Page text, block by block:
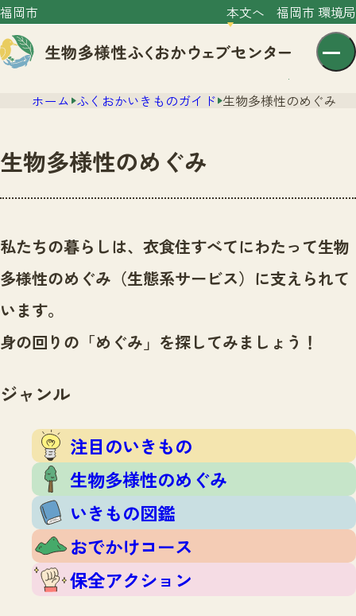
福岡市 本文へ 福岡市 環境局
センター紹介
センター紹介TOP
サイトポリシー
ニュース
いきものガイド
いきものガイドTOP
生物多様性のめぐみ
おでかけコース
保全アクション
イベント
調査レポート
調査レポートTOP
調査結果
ふくおかいきものマップ
マッチング
マッチングTOP
掲載申し込みフォーム
お問合せ
ホーム ふくおかいきものガイド 生物多様性のめぐみ
生物多様性のめぐみ
私たちの暮らしは、衣食住すべてにわたって生物
多様性のめぐみ（生態系サービス）に支えられて
います。
身の回りの「めぐみ」を探してみましょう！
ジャンル
注目のいきもの
生物多様性のめぐみ
いきもの図鑑
おでかけコース
保全アクション